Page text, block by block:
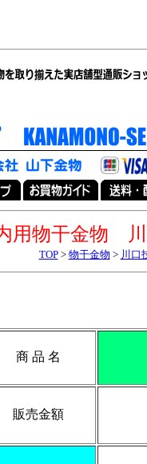
用物干金物
TOP> 物干金物 > 川口
商 品 名
販売金額